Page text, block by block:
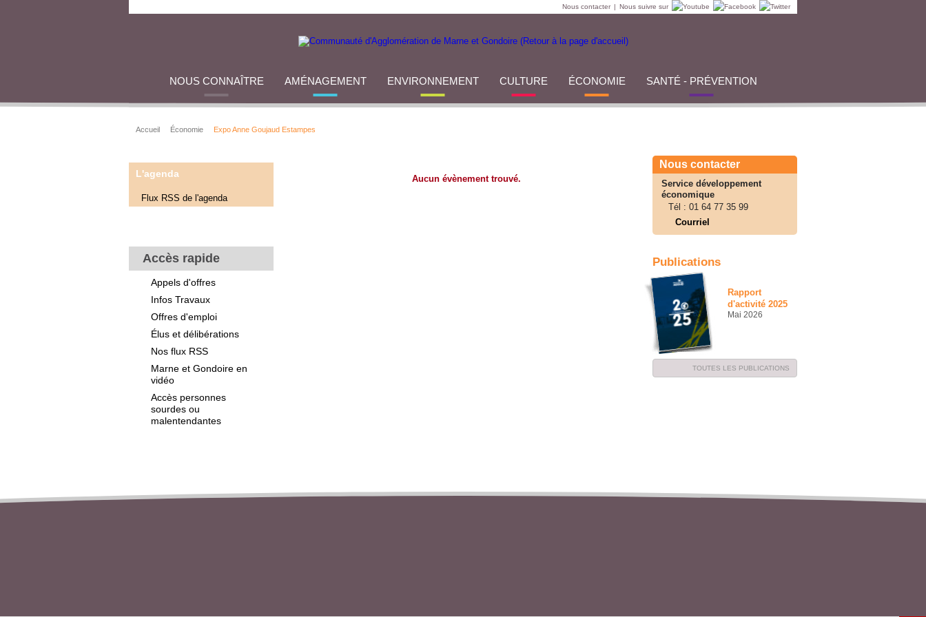
Nous contacter | Nous suivre sur
NOUS CONNAÎTRE AMÉNAGEMENT ENVIRONNEMENT CULTURE ÉCONOMIE SANTÉ - PRÉVENTION
Accueil Économie Expo Anne Goujaud Estampes
L'agenda
Flux RSS de l'agenda
Accès rapide
Appels d'offres
Infos Travaux
Offres d'emploi
Élus et délibérations
Nos flux RSS
Marne et Gondoire en
vidéo
Accès personnes
sourdes ou
malentendantes
Aucun évènement trouvé.
Nous contacter
Service développement
économique
Tél : 01 64 77 35 99
Courriel
Publications
Rapport
d'activité 2025
Mai 2026
TOUTES LES PUBLICATIONS